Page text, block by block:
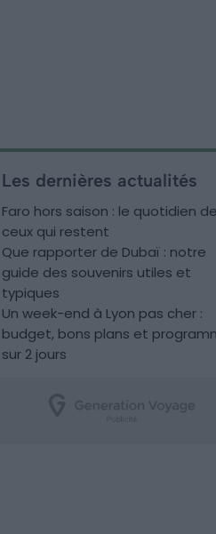
Les dernières actualités
Faro hors saison : le quotidien de
ceux qui restent
Que rapporter de Dubaï : notre
guide des souvenirs utiles et
typiques
Un week-end à Lyon pas cher :
budget, bons plans et
sur 2 jours